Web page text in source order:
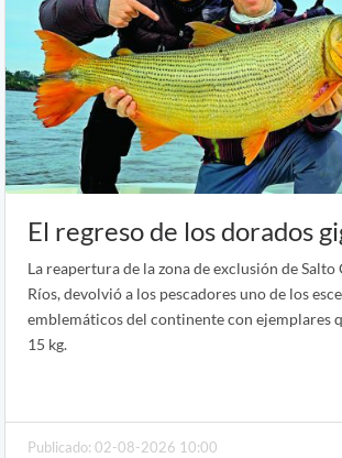
El regreso de los dorados
La reapertura de la zona de exclusión de Salto
Ríos, devolvió a los pescadores uno de los
emblemáticos del continente con ejemplares
15 kg.
Publicado: 02-08-2026 10:00